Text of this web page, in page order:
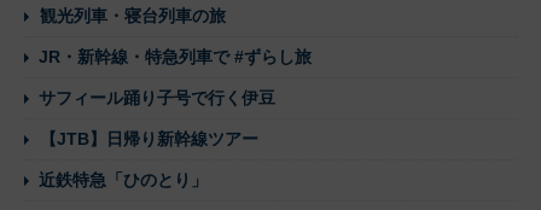
観光列車・寝台列車の旅
JR・新幹線・特急列車で #ずらし旅
サフィール踊り子号で行く伊豆
【JTB】日帰り新幹線ツアー
近鉄特急「ひのとり」